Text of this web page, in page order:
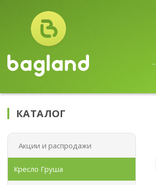
КАТАЛОГ
Акции и распродажи
Кресло Груша